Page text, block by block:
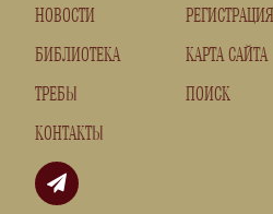
НОВОСТИ
БИБЛИОТЕКА
ТРЕБЫ
КОНТАКТЫ
РЕГИСТРАЦИЯ
КАРТА САЙТА
ПОИСК